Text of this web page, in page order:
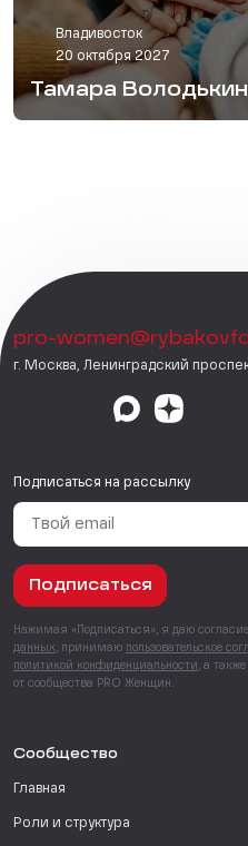
Владивосток
20 октября 2027
Тамара
pro-
г. Москва, Ленинградский
Подписаться на рассылку
Подписаться
Нажимая «Подписаться», я даю
данных , принимаю пользовательское
политикой конфиденциальности , а также
от сообщества PRO Женщин.
Сообщество
Главная
Роли и структура